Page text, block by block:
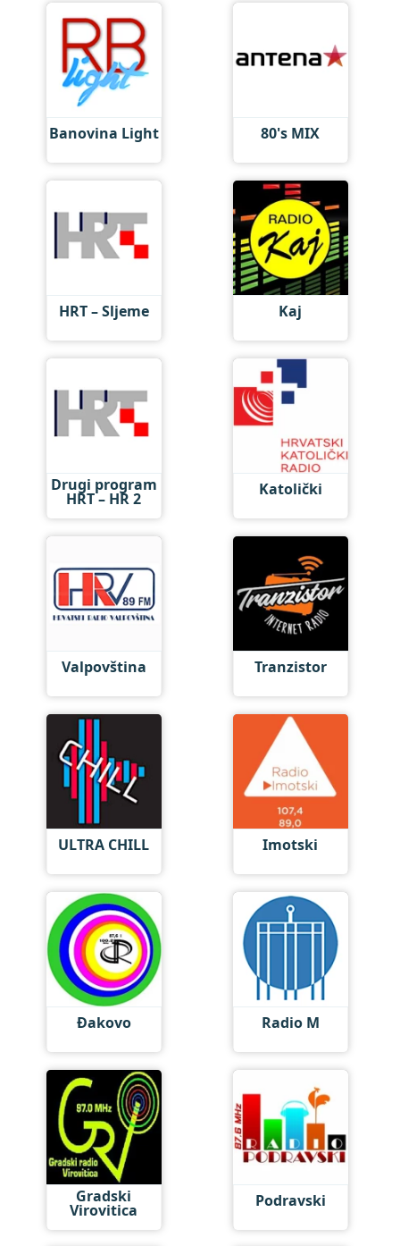
Banovina Light 80's MIX
HRT – Sljeme Kaj
Drugi program
HRT – HR 2 Katolički
Valpovština Tranzistor
ULTRA CHILL Imotski
Đakovo Radio M
Gradski
Virovitica Podravski